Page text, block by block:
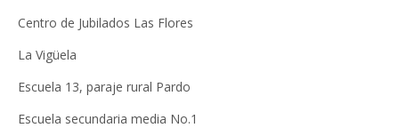
Centro de Jubilados Las Flores
La Vigüela
Escuela 13, paraje rural Pardo
Escuela secundaria media No.1